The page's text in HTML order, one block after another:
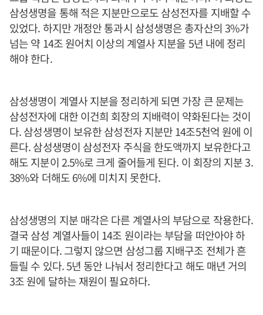
삼성생명을 통해 적은 지분만으로도 삼성전자를 지배할 수
있었다. 하지만 개정안 통과시 삼성생명은 총자산의 3%가
넘는 약 14조 원어치 이상의 계열사 지분을 5년 내에 정리
해야 한다.
삼성생명이 계열사 지분을 정리하게 되면 가장 큰 문제는
삼성전자에 대한 이건희 회장의 지배력이 약화된다는 것이
다. 삼성생명이 보유한 삼성전자 지분만 14조5천억 원에 이
른다. 삼성생명이 삼성전자 주식을 한도액까지 보유한다고
해도 지분이 2.5%로 크게 줄어들게 된다. 이 회장의 지분 3.
38%와 더해도 6%에 미치지 못한다.
삼성생명의 지분 매각은 다른 계열사의 부담으로 작용한다.
결국 삼성 계열사들이 14조 원이라는 부담을 떠안아야 하
기 때문이다. 그렇지 않으면 삼성그룹 지배구조 전체가 흔
들릴 수 있다. 5년 동안 나눠서 정리한다고 해도 매년 거의
3조 원에 달하는 재원이 필요하다.